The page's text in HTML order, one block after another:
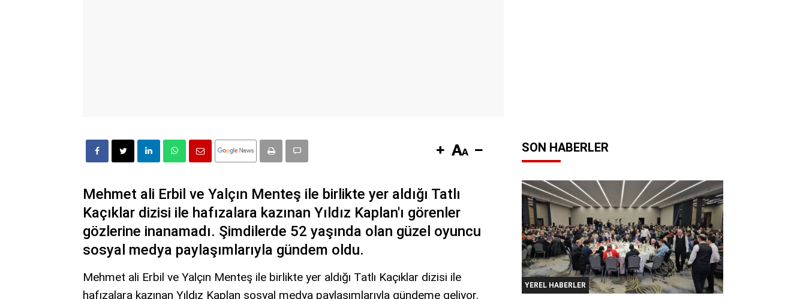
Mehmet ali Erbil ve Yalçın Menteş ile birlikte yer aldığı Tatlı
Kaçıklar dizisi ile hafızalara kazınan Yıldız Kaplan'ı görenler
gözlerine inanamadı. Şimdilerde 52 yaşında olan güzel oyuncu
sosyal medya paylaşımlarıyla gündem oldu.
Mehmet ali Erbil ve Yalçın Menteş ile birlikte yer aldığı Tatlı Kaçıklar dizisi ile
hafızalara kazınan Yıldız Kaplan sosyal medya paylaşımlarıyla gündeme geliyor.
SON HABERLER
YEREL HABERLER